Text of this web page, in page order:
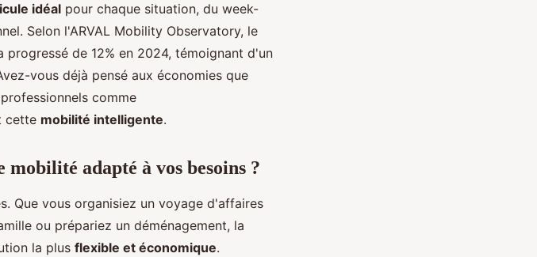
idéal pour chaque situation, du week-
Selon l'ARVAL Mobility Observatory, le
de 12% en 2024, témoignant d'un
vous déjà pensé aux économies que
comme
cette mobilité intelligente.
adapté à vos besoins ?
Que vous organisiez un voyage d'affaires
ou prépariez un déménagement, la
la plus flexible et économique.